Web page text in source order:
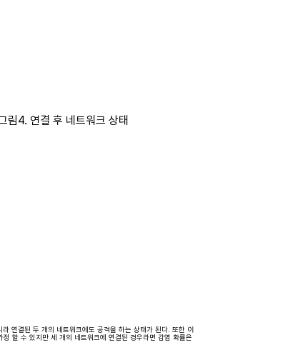
림4. 연결 후 네트워크 상태
연결된 두 개의 네트워크에도 공격을 하는 상태가 된다. 또한 이
할 수 있지만 세 개의 네트워크에 연결된 경우라면 감염 확률은